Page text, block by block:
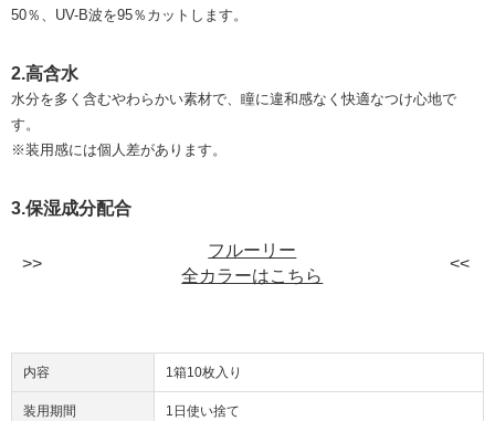
50％、UV-B波を95％カットします。
2.高含水
水分を多く含むやわらかい素材で、瞳に違和感なく快適なつけ心地で
す。
※装用感には個人差があります。
3.保湿成分配合
フルーリー
全カラーはこちら
内容 1箱10枚入り
装用期間 1日使い捨て